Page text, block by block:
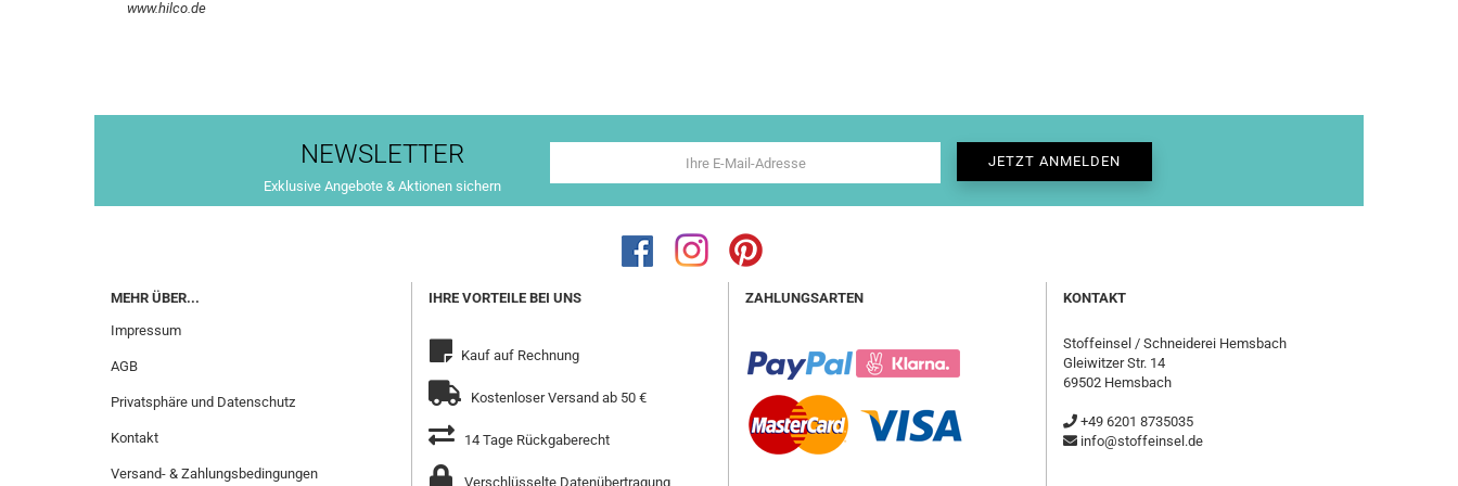
www.hilco.de
NEWSLETTER
Exklusive Angebote & Aktionen sichern
MEHR ÜBER...
Impressum
AGB
Privatsphäre und Datenschutz
Kontakt
Versand- & Zahlungsbedingungen
IHRE VORTEILE BEI UNS
Kauf auf Rechnung
Kostenloser Versand ab 50 €
14 Tage Rückgaberecht
Verschlüsselte Datenübertragung
ZAHLUNGSARTEN KONTAKT
Stoffeinsel / Schneiderei Hemsbach
Gleiwitzer Str. 14
69502 Hemsbach
+49 6201 8735035
info@stoffeinsel.de